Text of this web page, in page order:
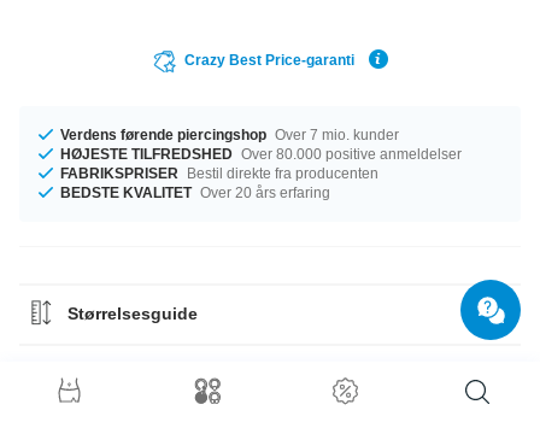
Crazy Best Price-garanti
Verdens førende piercingshop Over 7 mio. kunder
HØJESTE TILFREDSHED Over 80.000 positive anmeldelser
FABRIKSPRISER
Bestil direkte fra producenten
BEDSTE KVALITET Over 20 års erfaring
Størrelsesguide
Materiale Guide